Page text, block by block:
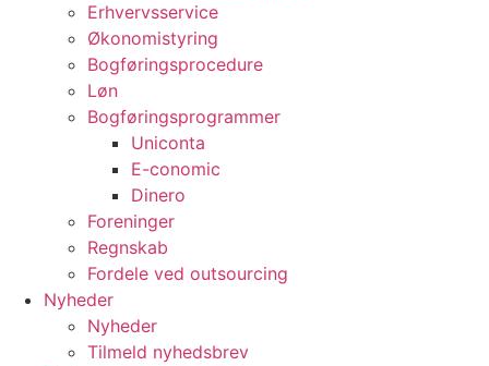
Erhvervsservice
Økonomistyring
Bogføringsprocedure
Løn
Bogføringsprogrammer
Uniconta
E-conomic
Dinero
Foreninger
Regnskab
Fordele ved outsourcing
Nyheder
Nyheder
Tilmeld nyhedsbrev